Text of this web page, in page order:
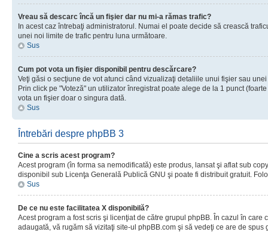
Vreau să descarc încă un fişier dar nu mi-a rămas trafic?
In acest caz întrebaţi administratorul. Numai el poate decide să crească
unei noi limite de trafic pentru luna următoare.
Sus
Cum pot vota un fişier disponibil pentru descărcare?
Veţi găsi o secţiune de vot atunci când vizualizaţi detaliile unui fişier sau
Prin click pe "Voteză" un utilizator înregistrat poate alege de la 1 punct
vota un fişier doar o singura dată.
Sus
Întrebări despre phpBB 3
Cine a scris acest program?
Acest program (în forma sa nemodificată) este produs, lansat şi aflat sub
disponibil sub Licenţa Generală Publică GNU şi poate fi distribuit gratuit.
Sus
De ce nu este facilitatea X disponibilă?
Acest program a fost scris şi licenţiat de către grupul phpBB. În cazul în care
adaugată, vă rugăm să vizitaţi site-ul phpBB.com şi să vedeţi ce are de